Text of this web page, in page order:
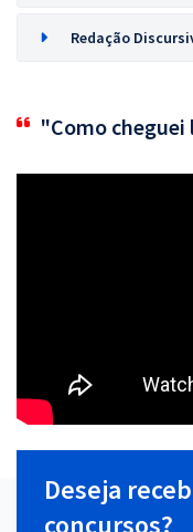
Redação
"Como cheguei
Deseja
concursos?